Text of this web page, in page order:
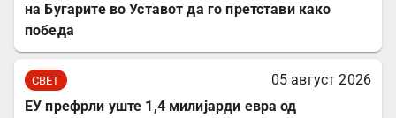
на Бугарите во Уставот да го претстави како
победа
СВЕТ
05 август 2026
ЕУ префрли уште 1,4 милијарди евра од